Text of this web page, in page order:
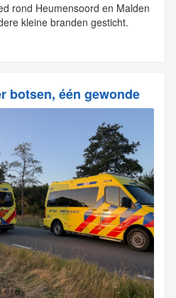
rond Heumensoord en Malden
kleine branden gesticht.
botsen, één gewonde